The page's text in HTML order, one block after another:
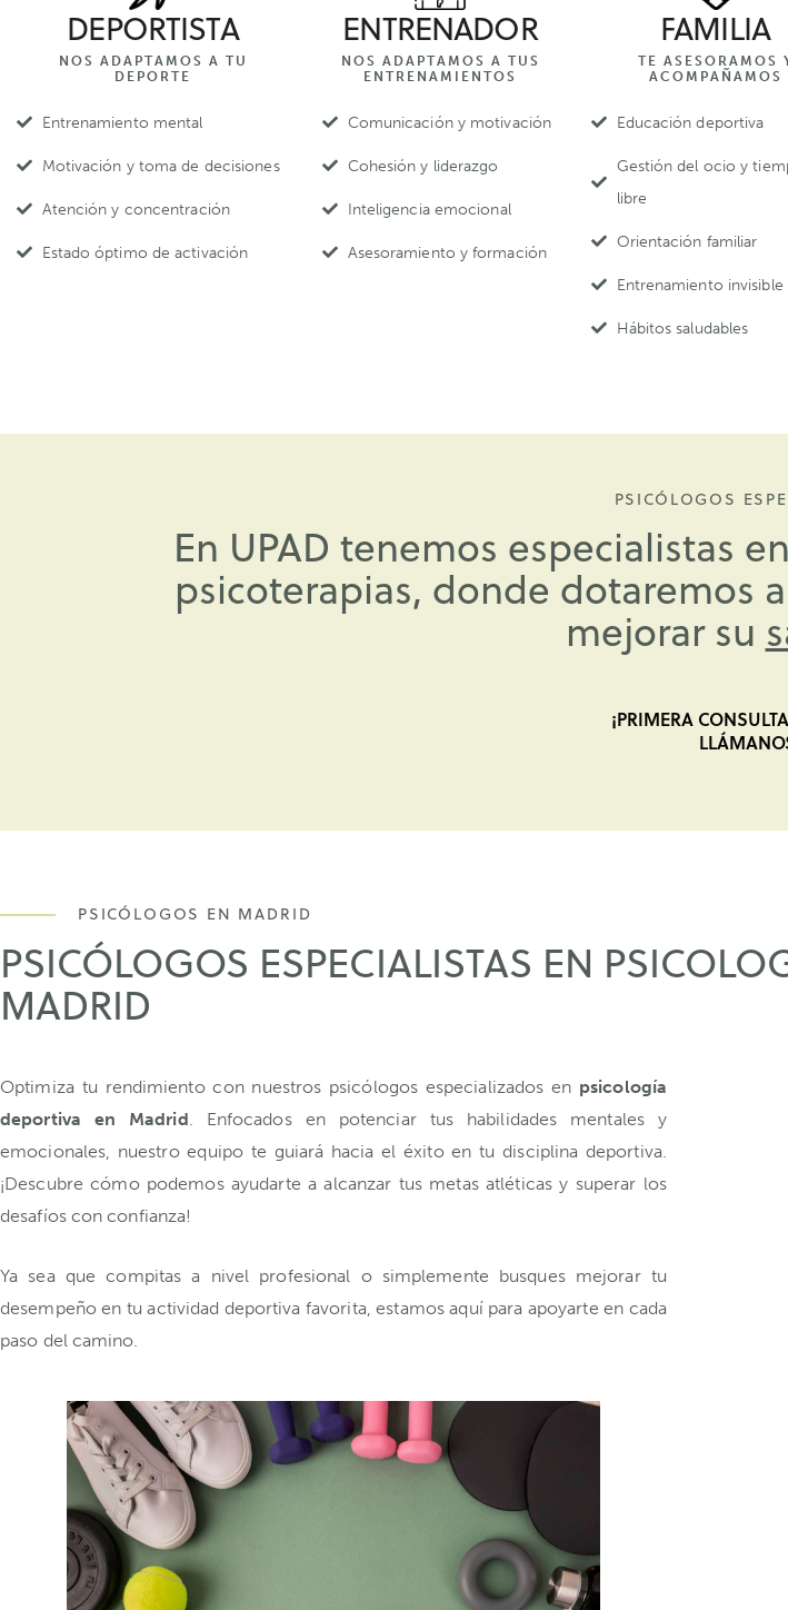
DEPORTISTA
NOS ADAPTAMOS A TU
DEPORTE
Entrenamiento mental
Motivación y toma de decisiones
Atención y concentración
Estado óptimo de activación
ENTRENADOR
NOS ADAPTAMOS A TUS
ENTRENAMIENTOS
Comunicación y motivación
Cohesión y liderazgo
Inteligencia emocional
Asesoramiento y formación
FAMILIA
TE ASESORAMOS
ACOMPAÑAMOS
Educación deportiva
Gestión del ocio y
libre
Orientación familiar
Entrenamiento invisible
Hábitos saludables
PSICÓLOGOS
En UPAD tenemos especialistas
psicoterapias, donde dotaremos
mejorar su
¡PRIMERA
PSICÓLOGOS EN MADRID
PSICÓLOGOS ESPECIALISTAS EN
MADRID
Optimiza tu rendimiento con nuestros psicólogos especializados en psicología
deportiva en Madrid . Enfocados en potenciar tus habilidades mentales y
emocionales, nuestro equipo te guiará hacia el éxito en tu disciplina deportiva.
¡Descubre cómo podemos ayudarte a alcanzar tus metas atléticas y superar los
desafíos con confianza!
Ya sea que compitas a nivel profesional o simplemente busques mejorar tu
desempeño en tu actividad deportiva favorita, estamos aquí para apoyarte en cada
paso del camino.